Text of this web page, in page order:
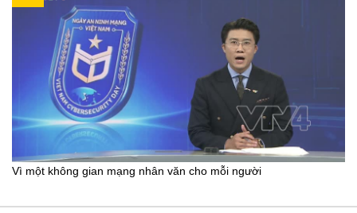
Vì một không gian mạng nhân văn cho mỗi người